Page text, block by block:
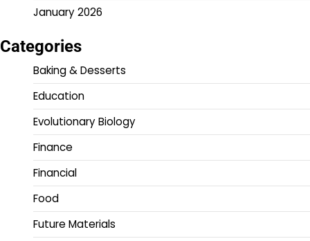
January 2026
Categories
Baking & Desserts
Education
Evolutionary Biology
Finance
Financial
Food
Future Materials